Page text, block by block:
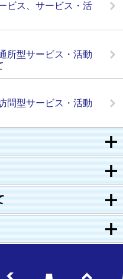
ビス、サービス・活
所型サービス・活動
問型サービス・活動